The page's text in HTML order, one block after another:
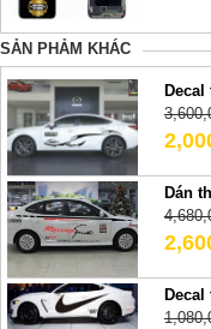
SẢN PHẢM KHÁC
Decal
Dán